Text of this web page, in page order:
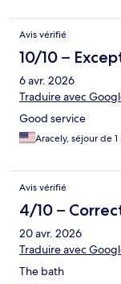
Avis vérifié
10/10 –
6 avr. 2026
Traduire avec
Good service
Aracely, séjour de
Avis vérifié
4/10 –
20 avr. 2026
Traduire avec
The bath